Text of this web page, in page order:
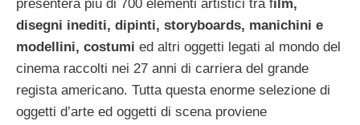
presenterà più di 700 elementi artistici tra film,
disegni inediti, dipinti, storyboards, manichini e
modellini, costumi ed altri oggetti legati al mondo del
cinema raccolti nei 27 anni di carriera del grande
regista americano. Tutta questa enorme selezione di
oggetti d’arte ed oggetti di scena proviene